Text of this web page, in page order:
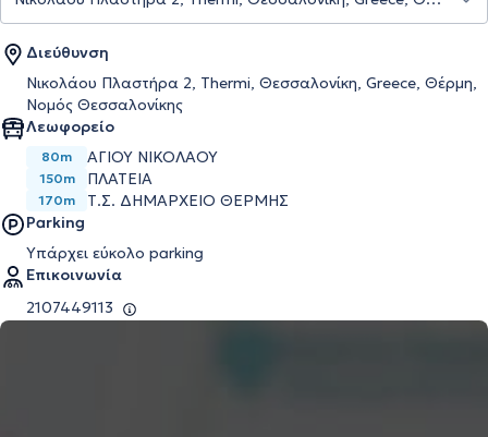
Διεύθυνση
Νικολάου Πλαστήρα 2, Thermi, Θεσσαλονίκη, Greece, Θέρμη,
Νομός Θεσσαλονίκης
Λεωφορείο
80m ΑΓΙΟΥ ΝΙΚΟΛΑΟΥ
150m ΠΛΑΤΕΙΑ
170m
Τ.Σ. ΔΗΜΑΡΧΕΙΟ ΘΕΡΜΗΣ
Parking
Υπάρχει εύκολο parking
Επικοινωνία
2107449113